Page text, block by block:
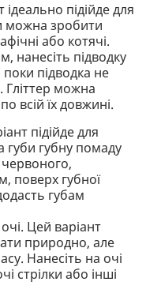
ідеально підійде для
можна зробити
або котячі.
нанесіть підводку
поки підводка не
Гліттер можна
всій їх довжині.
підійде для
губи губну помаду
поверх губної
губам
Цей варіант
природно, але
Нанесіть на очі
стрілки або інші